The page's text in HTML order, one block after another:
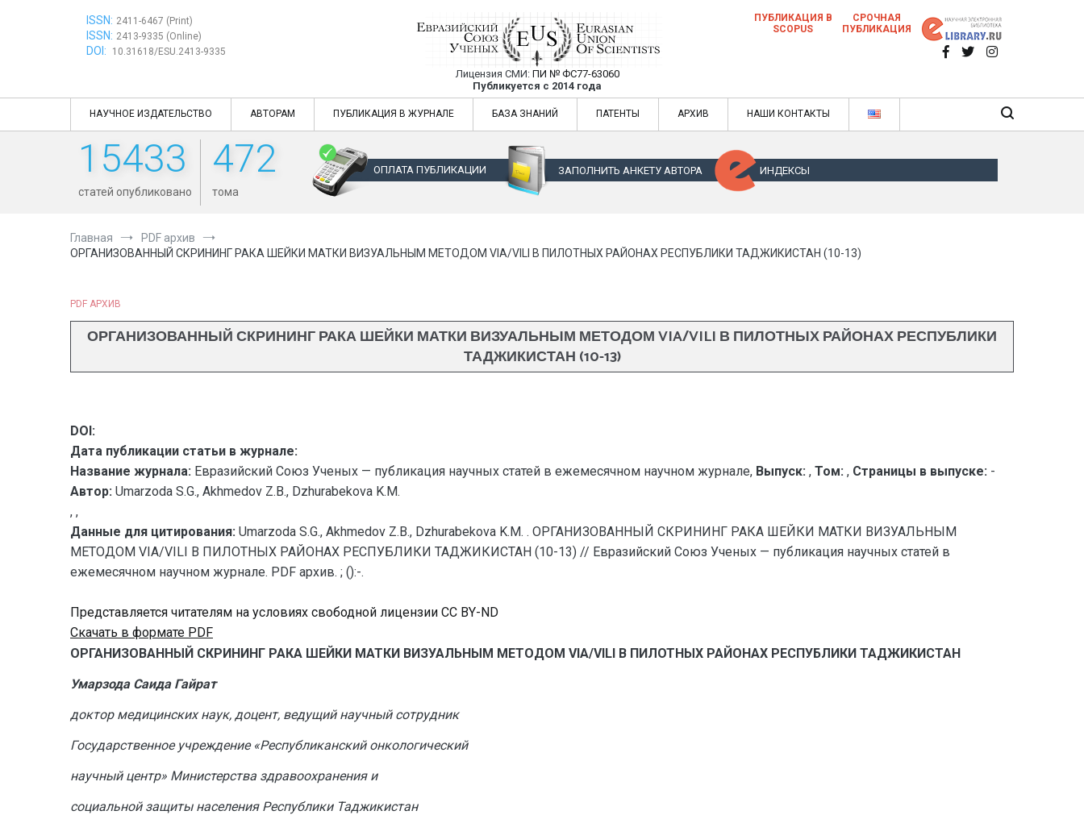
ISSN: 2411-6467 (Print)
ISSN: 2413-9335 (Online)
DOI: 10.31618/ESU.2413-9335
Евразийский Союз Ученых — публикация научных статей в ежемесячном научном
журнале
Лицензия СМИ: ПИ № ФС77-63060
Публикуется с 2014 года
Евразийский Союз Ученых — публикация научных статей в ежемесячном научном журнале
ПУБЛИКАЦИЯ В
SCOPUS
СРОЧНАЯ
ПУБЛИКАЦИЯ
НАУЧНОЕ ИЗДАТЕЛЬСТВО АВТОРАМ ПУБЛИКАЦИЯ В ЖУРНАЛЕ БАЗА ЗНАНИЙ ПАТЕНТЫ АРХИВ НАШИ КОНТАКТЫ
15433
статей опубликовано
472
тома
ОПЛАТА ПУБЛИКАЦИИ ЗАПОЛНИТЬ АНКЕТУ АВТОРА ИНДЕКСЫ
Главная
PDF архив
ОРГАНИЗОВАННЫЙ СКРИНИНГ РАКА ШЕЙКИ МАТКИ ВИЗУАЛЬНЫМ МЕТОДОМ VIA/VILI В ПИЛОТНЫХ РАЙОНАХ РЕСПУБЛИКИ ТАДЖИКИСТАН (10-13)
PDF АРХИВ
ОРГАНИЗОВАННЫЙ СКРИНИНГ РАКА ШЕЙКИ МАТКИ ВИЗУАЛЬНЫМ МЕТОДОМ VIA/VILI В ПИЛОТНЫХ РАЙОНАХ РЕСПУБЛИКИ
ТАДЖИКИСТАН (10-13)
DOI:
Дата публикации статьи в журнале:
Название журнала: Евразийский Союз Ученых — публикация научных статей в ежемесячном научном журнале, Выпуск: , Том: , Страницы в выпуске: -
Автор: Umarzoda S.G., Akhmedov Z.B., Dzhurabekova K.M.
, ,
Данные для цитирования: Umarzoda S.G., Akhmedov Z.B., Dzhurabekova K.M. . ОРГАНИЗОВАННЫЙ СКРИНИНГ РАКА ШЕЙКИ МАТКИ ВИЗУАЛЬНЫМ
МЕТОДОМ VIA/VILI В ПИЛОТНЫХ РАЙОНАХ РЕСПУБЛИКИ ТАДЖИКИСТАН (10-13) // Евразийский Союз Ученых — публикация научных статей в
ежемесячном научном журнале. PDF архив. ; ():-.
Представляется читателям на условиях свободной лицензии CC BY-ND
Скачать в формате PDF
ОРГАНИЗОВАННЫЙ СКРИНИНГ РАКА ШЕЙКИ МАТКИ ВИЗУАЛЬНЫМ МЕТОДОМ VIA/VILI В ПИЛОТНЫХ РАЙОНАХ РЕСПУБЛИКИ ТАДЖИКИСТАН
Умарзода Саида Гайрат
доктор медицинских наук, доцент, ведущий научный сотрудник
Государственное учреждение «Республиканский онкологический
научный центр» Министерства здравоохранения и
социальной защиты населения Республики Таджикистан